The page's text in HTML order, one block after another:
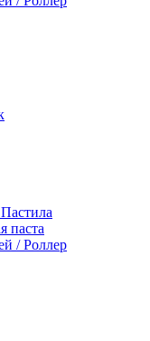
паста
/ Роллер